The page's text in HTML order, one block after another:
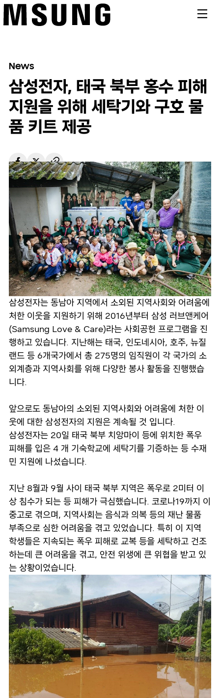
News
삼성전자, 태국 북부 홍수 피해
지원을 위해 세탁기와 구호 물
품 키트 제공
태국2020/09/29
삼성전자는 동남아 지역에서 소외된 지역사회와 어려움에
처한 이웃을 지원하기 위해 2016년부터 삼성 러브앤케어
(Samsung Love & Care)라는 사회공헌 프로그램을 진
행하고 있습니다. 지난해는 태국, 인도네시아, 호주, 뉴질
랜드 등 6개국가에서 총 275명의 임직원이 각 국가의 소
외계층과 지역사회를 위해 다양한 봉사 활동을 진행했습
니다.
앞으로도 동남아의 소외된 지역사회와 어려움에 처한 이
웃에 대한 삼성전자의 지원은 계속될 것 입니다.
삼성전자는 20일 태국 북부 치앙마이 등에 위치한 폭우
피해를 입은 4 개 기숙학교에 세탁기를 기증하는 등 수재
민 지원에 나섰습니다.
지난 8월과 9월 사이 태국 북부 지역은 폭우로 2미터 이
상 침수가 되는 등 피해가 극심했습니다. 코로나19까지 이
중고로 겪으며, 지역사회는 음식과 의복 등의 재난 물품
부족으로 심한 어려움을 겪고 있었습니다. 특히 이 지역
학생들은 지속되는 폭우 피해로 교복 등을 세탁하고 건조
하는데 큰 어려움을 겪고, 안전 위생에 큰 위협을 받고 있
는 상황이었습니다.